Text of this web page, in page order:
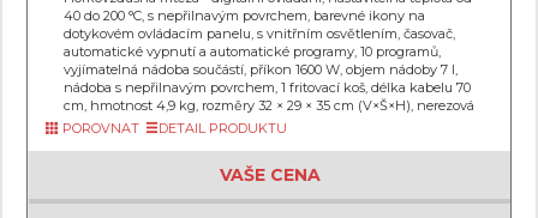
40 do 200 °C, s nepřilnavým povrchem, barevné ikony na
dotykovém ovládacím panelu, s vnitřním osvětlením, časovač,
automatické vypnutí a automatické programy, 10 programů,
vyjímatelná nádoba součástí, příkon 1600 W, objem nádoby 7 l,
nádoba s nepřilnavým povrchem, 1 fritovací koš, délka kabelu 70
cm, hmotnost 4,9 kg, rozměry 32 × 29 × 35 cm (V×Š×H), nerezová
POROVNAT
DETAIL PRODUKTU
VAŠE CENA